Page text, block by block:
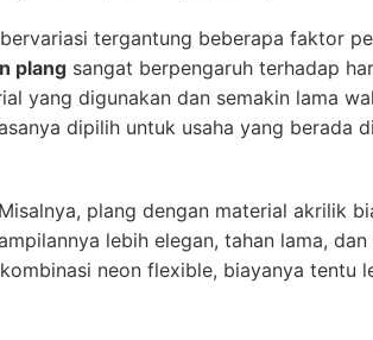
tergantung beberapa faktor
plang sangat berpengaruh terhadap
yang digunakan dan semakin lama
dipilih untuk usaha yang berada
plang dengan material akrilik
lebih elegan, tahan lama,
neon flexible, biayanya tentu